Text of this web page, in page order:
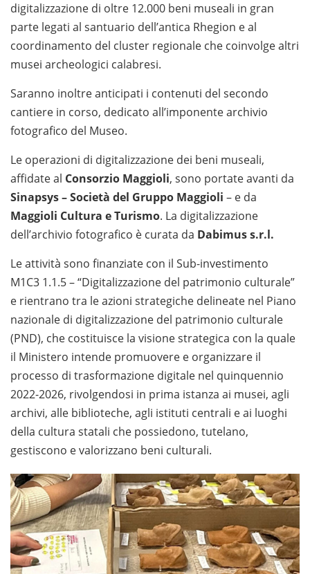
digitalizzazione di oltre 12.000 beni museali in gran
parte legati al santuario dell’antica Rhegion e al
coordinamento del cluster regionale che coinvolge altri
musei archeologici calabresi.
Saranno inoltre anticipati i contenuti del secondo
cantiere in corso, dedicato all’imponente archivio
fotografico del Museo.
Le operazioni di digitalizzazione dei beni museali,
affidate al Consorzio Maggioli, sono portate avanti da
Sinapsys – Società del Gruppo Maggioli – e da
Maggioli Cultura e Turismo. La digitalizzazione
dell’archivio fotografico è curata da Dabimus s.r.l.
Le attività sono finanziate con il Sub-investimento
M1C3 1.1.5 – “Digitalizzazione del patrimonio culturale”
e rientrano tra le azioni strategiche delineate nel Piano
nazionale di digitalizzazione del patrimonio culturale
(PND), che costituisce la visione strategica con la quale
il Ministero intende promuovere e organizzare il
processo di trasformazione digitale nel quinquennio
2022-2026, rivolgendosi in prima istanza ai musei, agli
archivi, alle biblioteche, agli istituti centrali e ai luoghi
della cultura statali che possiedono, tutelano,
gestiscono e valorizzano beni culturali.